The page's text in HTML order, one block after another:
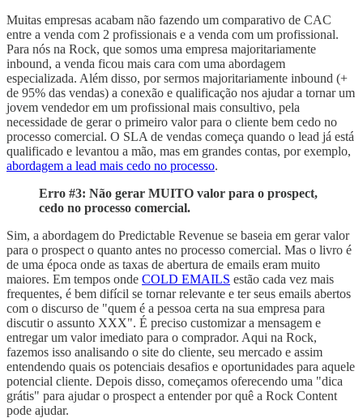
Muitas empresas acabam não fazendo um comparativo de CAC
entre a venda com 2 profissionais e a venda com um profissional.
Para nós na Rock, que somos uma empresa majoritariamente
inbound, a venda ficou mais cara com uma abordagem
especializada. Além disso, por sermos majoritariamente inbound (+
de 95% das vendas) a conexão e qualificação nos ajudar a tornar um
jovem vendedor em um profissional mais consultivo, pela
necessidade de gerar o primeiro valor para o cliente bem cedo no
processo comercial. O SLA de vendas começa quando o lead já está
qualificado e levantou a mão, mas em grandes contas, por exemplo,
abordagem a lead mais cedo no processo.
Erro #3: Não gerar MUITO valor para o prospect,
cedo no processo comercial.
Sim, a abordagem do Predictable Revenue se baseia em gerar valor
para o prospect o quanto antes no processo comercial. Mas o livro é
de uma época onde as taxas de abertura de emails eram muito
maiores. Em tempos onde COLD EMAILS estão cada vez mais
frequentes, é bem difícil se tornar relevante e ter seus emails abertos
com o discurso de "quem é a pessoa certa na sua empresa para
discutir o assunto XXX". É preciso customizar a mensagem e
entregar um valor imediato para o comprador. Aqui na Rock,
fazemos isso analisando o site do cliente, seu mercado e assim
entendendo quais os potenciais desafios e oportunidades para aquele
potencial cliente. Depois disso, começamos oferecendo uma "dica
grátis" para ajudar o prospect a entender por quê a Rock Content
pode ajudar.